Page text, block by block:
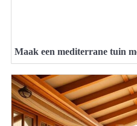
Maak een mediterrane tuin